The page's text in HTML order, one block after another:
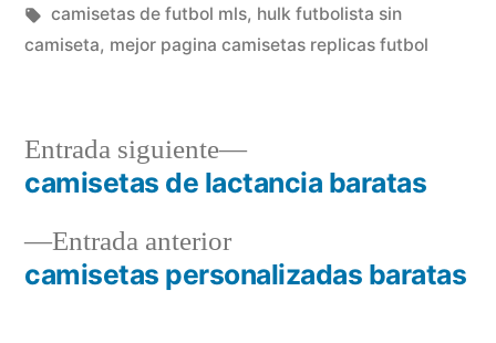
en
Etiquetas:
camisetas de futbol mls, hulk futbolista sin
camiseta, mejor pagina camisetas replicas futbol
Navegación
de
entradas
Entrada anteriorEntrada
anterior:
camisetas personalizadas baratas
Entrada siguiente
Entrada
siguiente:
camisetas de lactancia baratas